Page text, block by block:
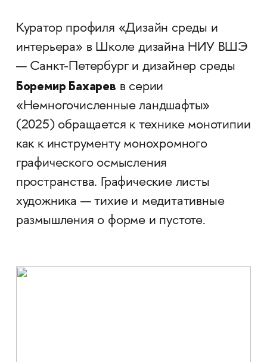
Куратор профиля «Дизайн среды и
интерьера» в Школе дизайна НИУ ВШЭ
— Санкт-Петербург и дизайнер среды
Боремир Бахарев в серии
«Немногочисленные ландшафты»
(2025) обращается к технике монотипии
как к инструменту монохромного
графического осмысления
пространства. Графические листы
художника — тихие и медитативные
размышления о форме и пустоте.